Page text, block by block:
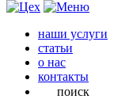
наши услуги
статьи
о нас
контакты
поиск